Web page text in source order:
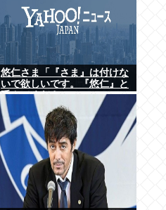
悠仁さま「『さま』は付けな
いで欲しいです。『悠仁』と
呼んでください」